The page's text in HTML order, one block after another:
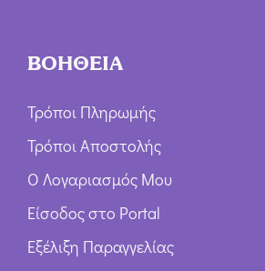
ΒΟΗΘΕΙΑ
Τρόποι Πληρωμής
Τρόποι Αποστολής
Ο Λογαριασμός Μου
Είσοδος στο Portal
Εξέλιξη Παραγγελίας